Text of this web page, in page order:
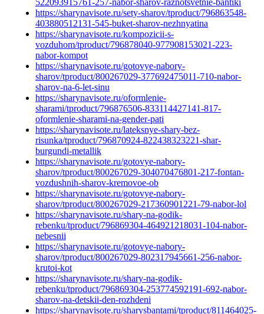
522093915761-257-nabor-sharov-raznotsvetnie-bantiki
https://sharynavisote.ru/sety-sharov/tproduct/796863548-
403880512131-545-buket-sharov-nezhnyatina
https://sharynavisote.ru/kompozicii-s-
vozduhom/tproduct/796878040-977908153021-223-
nabor-kompot
https://sharynavisote.ru/gotovye-nabory-
sharov/tproduct/800267029-377692475011-710-nabor-
sharov-na-6-let-sinu
https://sharynavisote.ru/oformlenie-
sharami/tproduct/796876506-833114427141-817-
oformlenie-sharami-na-gender-pati
https://sharynavisote.ru/lateksnye-shary-bez-
risunka/tproduct/796870924-822438323221-shar-
burgundi-metallik
https://sharynavisote.ru/gotovye-nabory-
sharov/tproduct/800267029-304070476801-217-fontan-
vozdushnih-sharov-kremovoe-ob
https://sharynavisote.ru/gotovye-nabory-
sharov/tproduct/800267029-217360901221-79-nabor-lol
https://sharynavisote.ru/shary-na-godik-
rebenku/tproduct/796869304-464921218031-104-nabor-
nebesnii
https://sharynavisote.ru/gotovye-nabory-
sharov/tproduct/800267029-802317945661-256-nabor-
krutoi-kot
https://sharynavisote.ru/shary-na-godik-
rebenku/tproduct/796869304-253774592191-692-nabor-
sharov-na-detskii-den-rozhdeni
https://sharynavisote.ru/sharysbantami/tproduct/811464025-